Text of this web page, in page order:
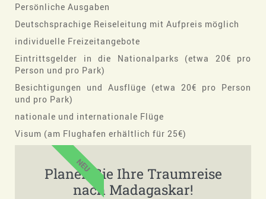
Persönliche Ausgaben
Deutschsprachige Reiseleitung mit Aufpreis möglich
individuelle Freizeitangebote
Eintrittsgelder in die Nationalparks (etwa 20€ pro
Person und pro Park)
Besichtigungen und Ausflüge (etwa 20€ pro Person
und pro Park)
nationale und internationale Flüge
Visum (am Flughafen erhältlich für 25€)
Planen Sie Ihre Traumreise
nach Madagaskar!
NEU